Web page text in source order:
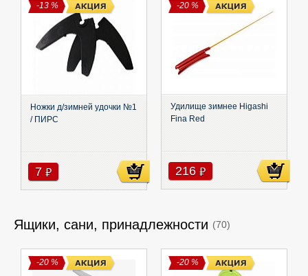
-13 %
Ножки д/зимней удочки №1
/ ПИРС
7 руб
-20 %
Удилище зимнее Higashi
Fina Red
216 руб
Ящики, сани, принадлежности (70)
-20 % -20 %